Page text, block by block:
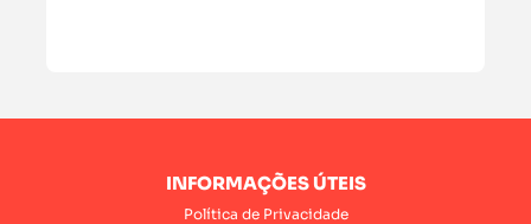
INFORMAÇÕES ÚTEIS
Política de Privacidade